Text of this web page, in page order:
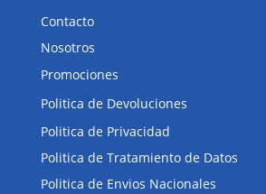
Contacto
Nosotros
Promociones
Politica de Devoluciones
Politica de Privacidad
Politica de Tratamiento de Datos
Politica de Envios Nacionales